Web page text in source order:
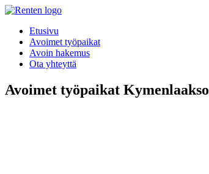
Etusivu
Avoimet työpaikat
Avoin hakemus
Ota yhteyttä
Avoimet työpaikat Kymenlaakso